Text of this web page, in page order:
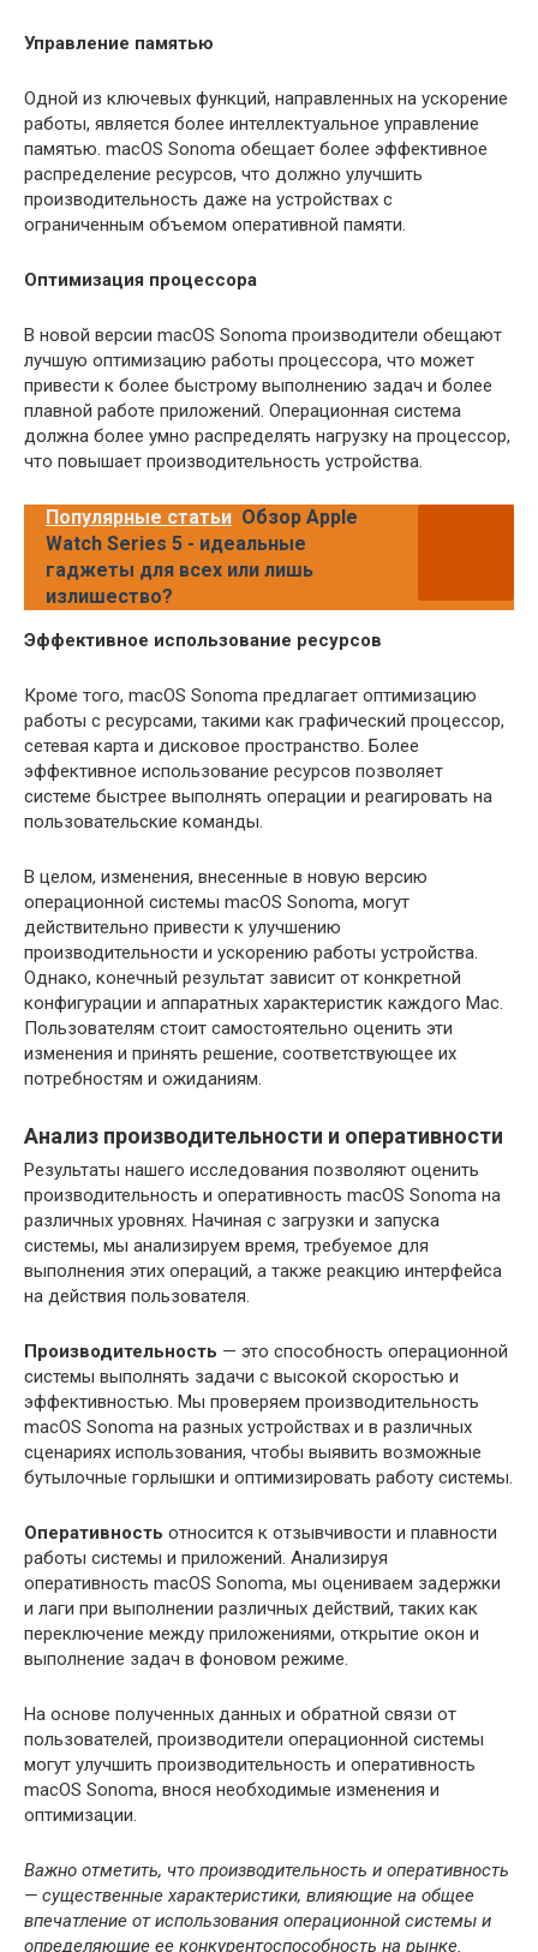
Управление памятью
Одной из ключевых функций, направленных на ускорение
работы, является более интеллектуальное управление
памятью. macOS Sonoma обещает более эффективное
распределение ресурсов, что должно улучшить
производительность даже на устройствах с
ограниченным объемом оперативной памяти.
Оптимизация процессора
В новой версии macOS Sonoma производители обещают
лучшую оптимизацию работы процессора, что может
привести к более быстрому выполнению задач и более
плавной работе приложений. Операционная система
должна более умно распределять нагрузку на процессор,
что повышает производительность устройства.
Популярные статьи Обзор Apple
Watch Series 5 - идеальные
гаджеты для всех или лишь
излишество?
Эффективное использование ресурсов
Кроме того, macOS Sonoma предлагает оптимизацию
работы с ресурсами, такими как графический процессор,
сетевая карта и дисковое пространство. Более
эффективное использование ресурсов позволяет
системе быстрее выполнять операции и реагировать на
пользовательские команды.
В целом, изменения, внесенные в новую версию
операционной системы macOS Sonoma, могут
действительно привести к улучшению
производительности и ускорению работы устройства.
Однако, конечный результат зависит от конкретной
конфигурации и аппаратных характеристик каждого Mac.
Пользователям стоит самостоятельно оценить эти
изменения и принять решение, соответствующее их
потребностям и ожиданиям.
Анализ производительности и оперативности
Результаты нашего исследования позволяют оценить
производительность и оперативность macOS Sonoma на
различных уровнях. Начиная с загрузки и запуска
системы, мы анализируем время, требуемое для
выполнения этих операций, а также реакцию интерфейса
на действия пользователя.
Производительность — это способность операционной
системы выполнять задачи с высокой скоростью и
эффективностью. Мы проверяем производительность
macOS Sonoma на разных устройствах и в различных
сценариях использования, чтобы выявить возможные
бутылочные горлышки и оптимизировать работу системы.
Оперативность относится к отзывчивости и плавности
работы системы и приложений. Анализируя
оперативность macOS Sonoma, мы оцениваем задержки
и лаги при выполнении различных действий, таких как
переключение между приложениями, открытие окон и
выполнение задач в фоновом режиме.
На основе полученных данных и обратной связи от
пользователей, производители операционной системы
могут улучшить производительность и оперативность
macOS Sonoma, внося необходимые изменения и
оптимизации.
Важно отметить, что производительность и оперативность
— существенные характеристики, влияющие на общее
впечатление от использования операционной системы и
определяющие ее конкурентоспособность на рынке.